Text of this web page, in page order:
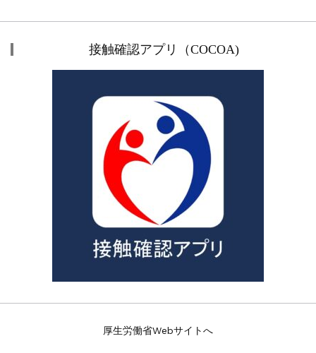
接触確認アプリ（COCOA)
厚生労働省Webサイトへ